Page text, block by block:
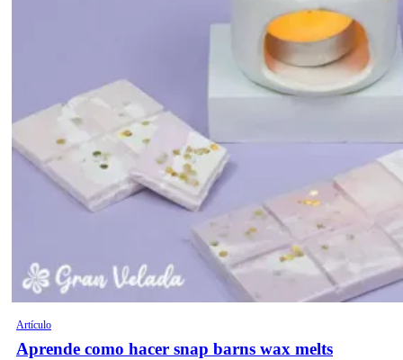
Artículo
Aprende como hacer snap barns wax melts